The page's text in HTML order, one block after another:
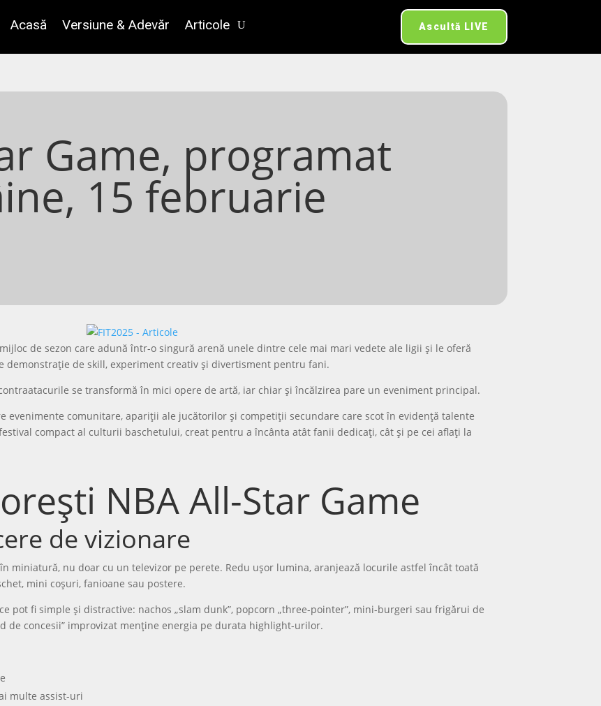
Acasă Versiune & Adevăr Articole Ascultă LIVE
Game, programat
15 februarie
de sezon care adună într-o singură arenă unele dintre cele mai mari vedete ale ligii și le oferă
de skill, experiment creativ și divertisment pentru fani.
se transformă în mici opere de artă, iar chiar și încălzirea pare un eveniment principal.
evenimente comunitare, apariții ale jucătorilor și competiții secundare care scot în evidență talente
compact al culturii baschetului, creat pentru a încânta atât fanii dedicați, cât și pe cei aflați la
NBA All-Star Game
de vizionare
miniatură, nu doar cu un televizor pe perete. Redu ușor lumina, aranjează locurile astfel încât toată
mini coșuri, fanioane sau postere.
pot fi simple și distractive: nachos „slam dunk”, popcorn „three-pointer”, mini-burgeri sau frigărui de
de concesii” improvizat menține energia pe durata highlight-urilor.
multe assist-uri